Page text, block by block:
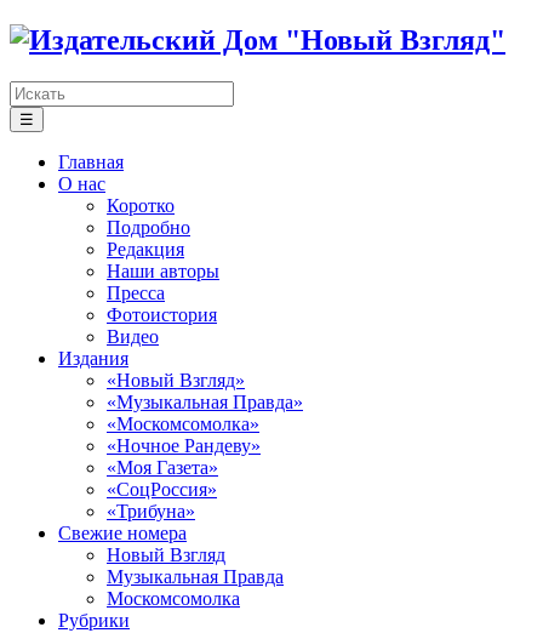
☰
Главная
О нас
Коротко
Подробно
Редакция
Наши авторы
Пресса
Фотоистория
Видео
Издания
«Новый Взгляд»
«Музыкальная Правда»
«Москомсомолка»
«Ночное Рандеву»
«Моя Газета»
«СоцРоссия»
«Трибуна»
Свежие номера
Новый Взгляд
Музыкальная Правда
Москомсомолка
Рубрики